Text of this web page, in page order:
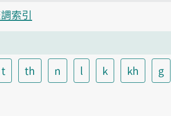
索引
t th n l k kh g